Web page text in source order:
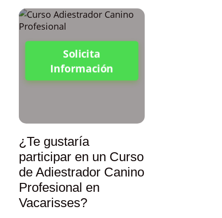
Solicita
Información
¿Te gustaría
participar en un Curso
de Adiestrador Canino
Profesional en
Vacarisses?